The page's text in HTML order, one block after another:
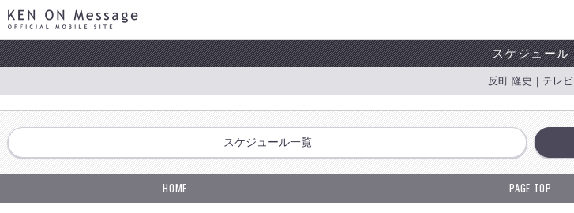
スケジュール
反町 隆史｜テレビ
スケジュール一覧
HOME PAGE TOP